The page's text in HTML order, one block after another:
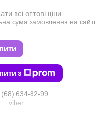
всі оптові ціни
сума замовлення на
з
(68) 634-82-99
viber